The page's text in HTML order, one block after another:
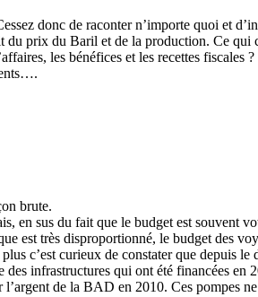
donc de raconter n’importe quoi et
prix du Baril et de la production. Ce
les bénéfices et les recettes fiscales ?
brute.
en sus du fait que le budget est souvent
est très disproportionné, le budget des
c’est curieux de constater que depuis
infrastructures qui ont été financées
de la BAD en 2010. Ces pompes